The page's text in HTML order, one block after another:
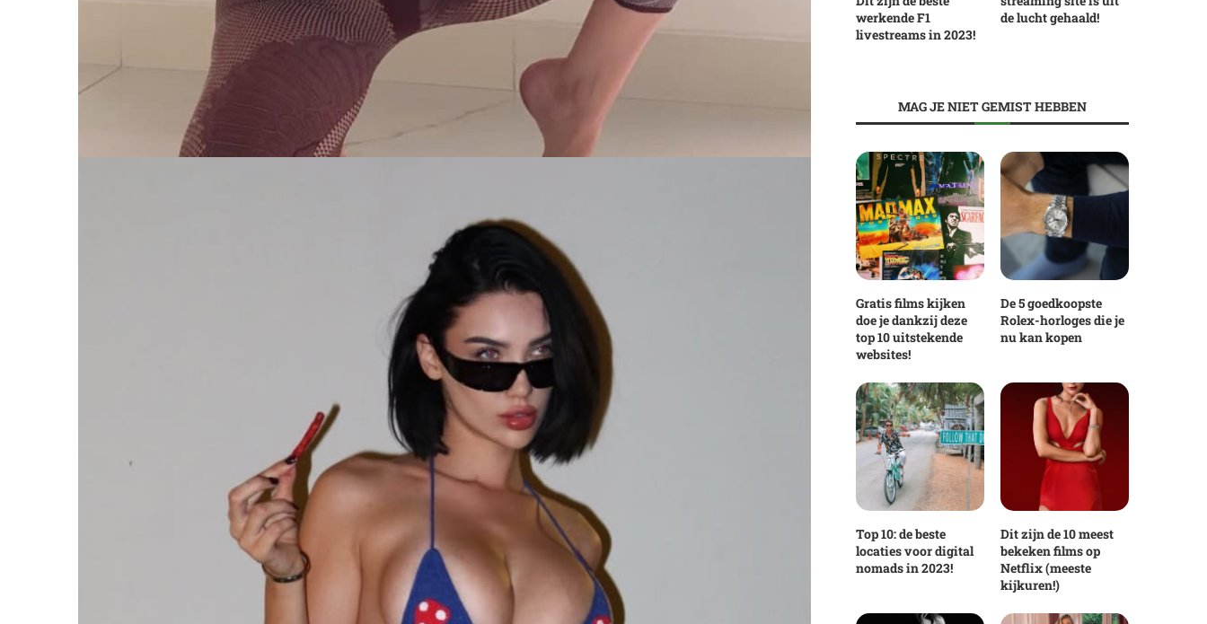
werkende F1
livestreams in 2023!
de lucht gehaald!
MAG JE NIET GEMIST HEBBEN
Gratis films kijken
doe je dankzij deze
top 10 uitstekende
websites!
De 5 goedkoopste
Rolex-horloges die je
nu kan kopen
Top 10: de beste
locaties voor digital
nomads in 2023!
Dit zijn de 10 meest
bekeken films op
Netflix (meeste
kijkuren!)